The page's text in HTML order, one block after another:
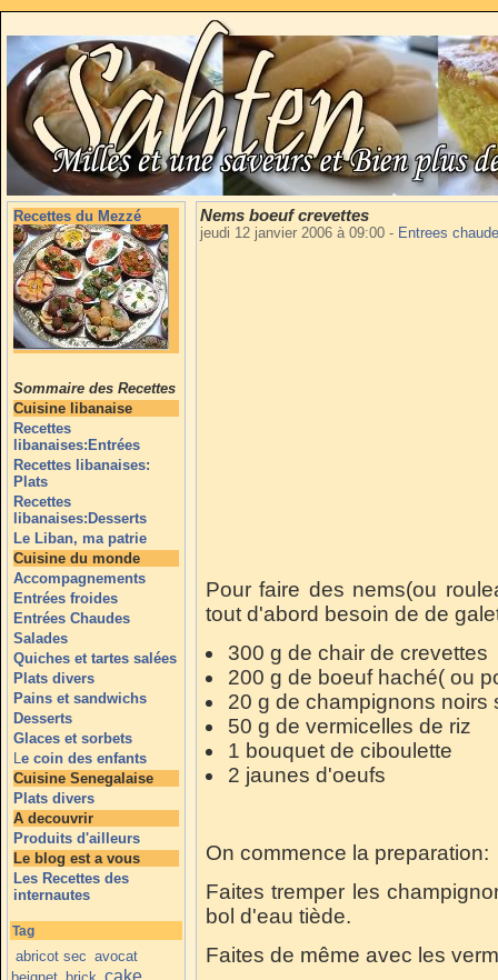
Recettes du Mezzé
Sommaire des Recettes
Cuisine libanaise
Recettes
libanaises:Entrées
Recettes libanaises:
Plats
Recettes
libanaises:Desserts
Le Liban, ma patrie
Cuisine du monde
Accompagnements
Entrées froides
Entrées Chaudes
Salades
Quiches et tartes salées
Plats divers
Pains et sandwichs
Desserts
Glaces et sorbets
Le coin des enfants
Cuisine Senegalaise
Plats divers
A decouvrir
Produits d'ailleurs
Le blog est a vous
Les Recettes des
internautes
Tag
abricot sec avocat
cake
Nems boeuf crevettes
jeudi 12 janvier 2006 à 09:00 - Entrees
Pour faire des nems(ou
tout d'abord besoin de de
300 g de chair de crevettes
200 g de boeuf haché( ou
20 g de champignons noirs
50 g de vermicelles de riz
1 bouquet de ciboulette
2 jaunes d'oeufs
On commence la preparation:
Faites tremper les
bol d'eau tiède.
Faites de même avec les